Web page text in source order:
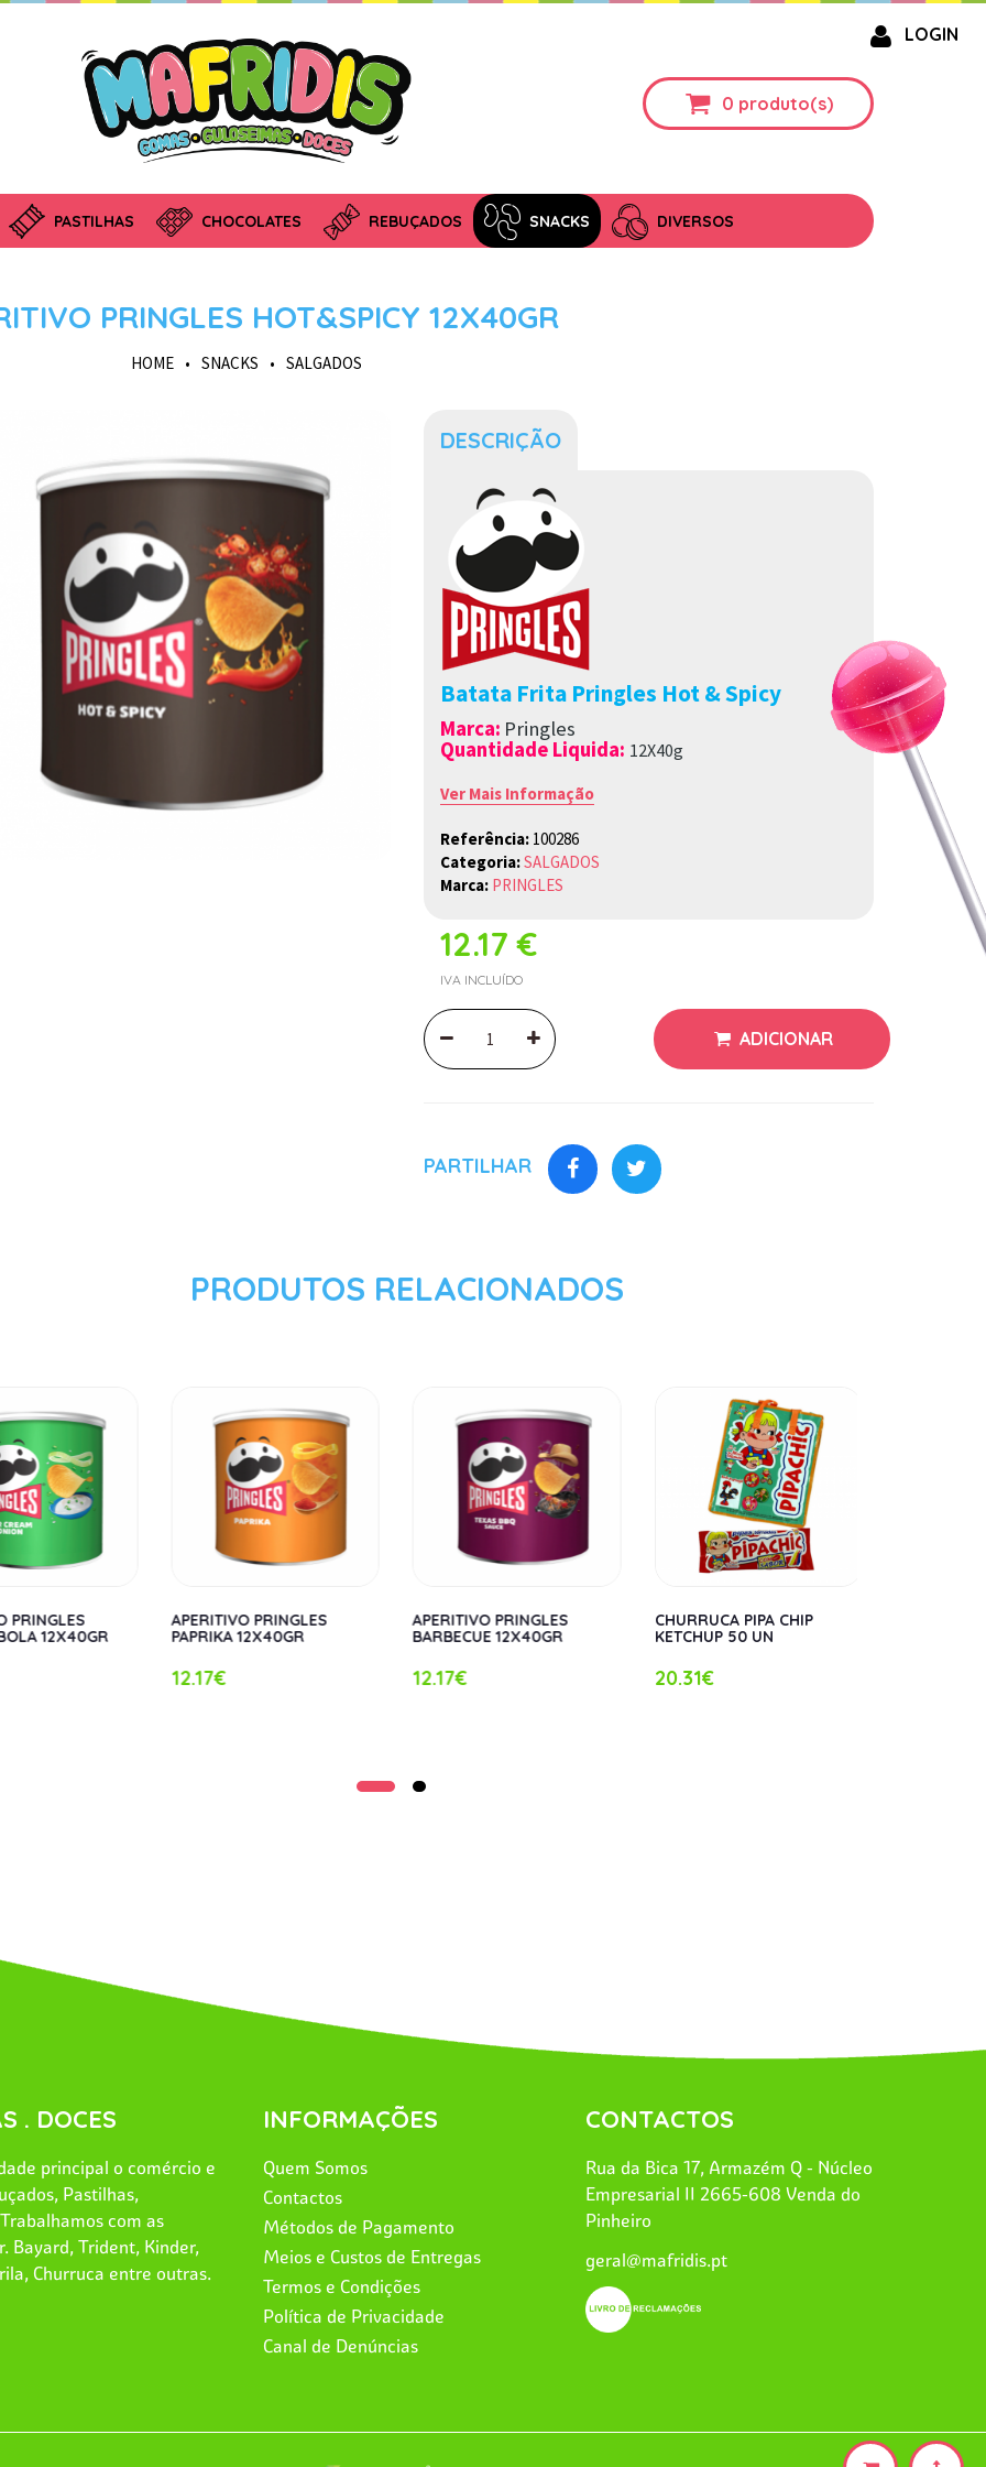
LOGIN
0 produto(s)
PASTILHAS CHOCOLATES REBUÇADOS SNACKS DIVERSOS
PRINGLES HOT&SPICY 12X40GR
HOME • SNACKS • SALGADOS
DESCRIÇÃO
Batata Frita Pringles Hot & Spicy
Marca: Pringles
Quantidade Liquida: 12X40g
Ver Mais Informação
Referência: 100286
Categoria:SALGADOS
Marca: PRINGLES
12.17 €
IVA INCLUÍDO
ADICIONAR
PARTILHAR
PRODUTOS RELACIONADOS
PRINGLES
12X40GR
APERITIVO PRINGLES
PAPRIKA 12X40GR
12.17€
APERITIVO PRINGLES
BARBECUE 12X40GR
12.17€
CHURRUCA PIPA CHIP
KETCHUP 50 UN
20.31€
. DOCES
principal o comércio e
Pastilhas,
com as
Bayard, Trident, Kinder,
Churruca entre outras.
INFORMAÇÕES
Quem Somos
Contactos
Métodos de Pagamento
Meios e Custos de Entregas
Termos e Condições
Política de Privacidade
Canal de Denúncias
CONTACTOS
Rua da Bica 17, Armazém Q - Núcleo
Empresarial II 2665-608 Venda do
Pinheiro
geral@mafridis.pt